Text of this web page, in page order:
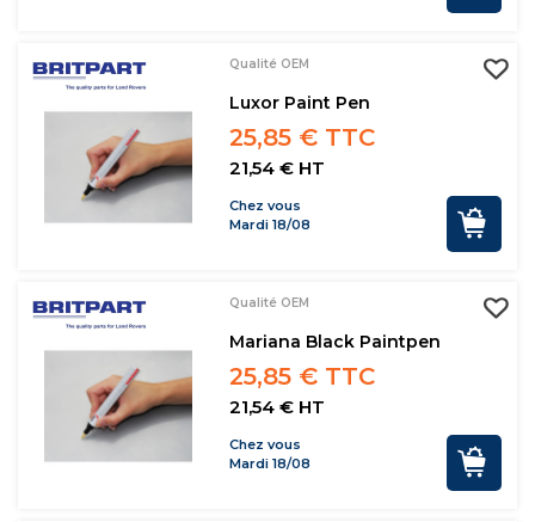
Qualité OEM
Luxor Paint Pen
25,85 € TTC
21,54 € HT
Chez vous
Mardi 18/08
Qualité OEM
Mariana Black Paintpen
25,85 € TTC
21,54 € HT
Chez vous
Mardi 18/08